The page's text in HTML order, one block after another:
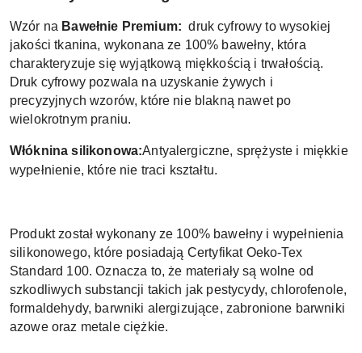
Wzór na Bawełnie Premium: druk cyfrowy to wysokiej
jakości tkanina, wykonana ze 100% bawełny, która
charakteryzuje się wyjątkową miękkością i trwałością.
Druk cyfrowy pozwala na uzyskanie żywych i
precyzyjnych wzorów, które nie blakną nawet po
wielokrotnym praniu.
Włóknina silikonowa:Antyalergiczne, sprężyste i miękkie
wypełnienie, które nie traci kształtu.
Produkt został wykonany ze 100% bawełny i wypełnienia
silikonowego, które posiadają Certyfikat Oeko-Tex
Standard 100. Oznacza to, że materiały są wolne od
szkodliwych substancji takich jak pestycydy, chlorofenole,
formaldehydy, barwniki alergizujące, zabronione barwniki
azowe oraz metale ciężkie.